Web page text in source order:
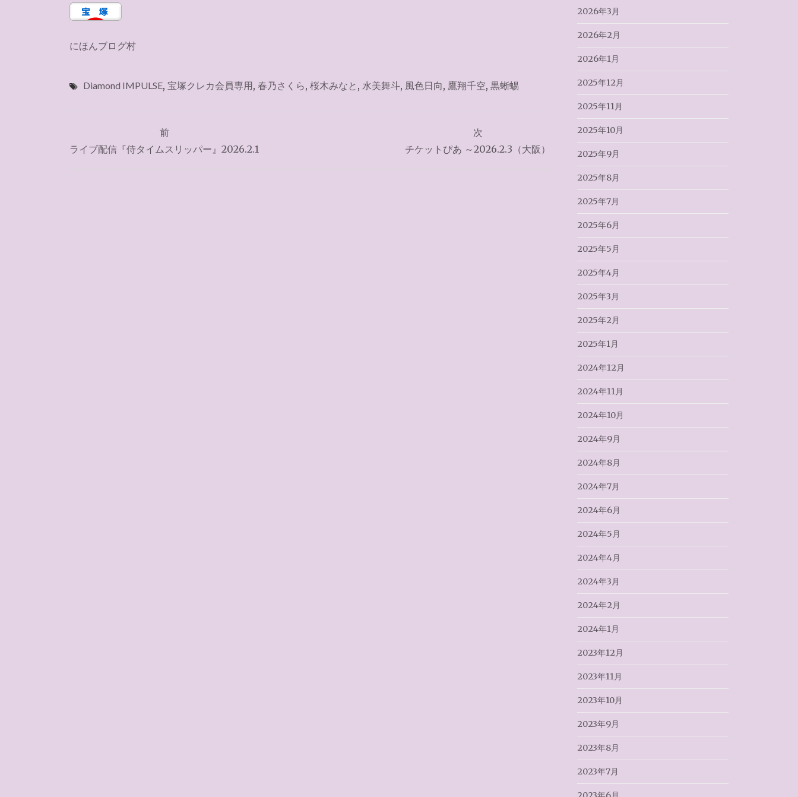
にほんブログ村
Diamond IMPULSE, 宝塚クレカ会員専用, 春乃さくら, 桜木みなと , 水美舞斗, 風色日向, 鷹翔千空, 黒蜥蜴
稿
前
ライブ配信『侍タイムスリッパー』2026.2.1
次
チケットぴあ ～2026.2.3（大阪）
2026年3月
2026年2月
2026年1月
2025年12月
2025年11月
2025年10月
2025年9月
2025年8月
2025年7月
2025年6月
2025年5月
2025年4月
2025年3月
2025年2月
2025年1月
2024年12月
2024年11月
2024年10月
2024年9月
2024年8月
2024年7月
2024年6月
2024年5月
2024年4月
2024年3月
2024年2月
2024年1月
2023年12月
2023年11月
2023年10月
2023年9月
2023年8月
2023年7月